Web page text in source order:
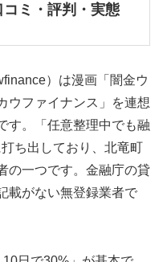
ミ・評判・実態
）は漫画「闇金ウ
ウファイナンス」を連想
す。「任意整理中でも融
ち出しており、北竜町
の一つです。金融庁の貸
載がない無登録業者で